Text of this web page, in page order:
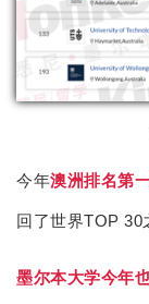
今年澳洲排名第
回了世界TOP 30
墨尔本大学今年